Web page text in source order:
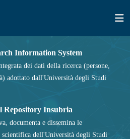
Information System
dei dati della ricerca (persone,
adottato dall'Università degli Studi
Insubria
documenta e dissemina le
dell'Università degli Studi